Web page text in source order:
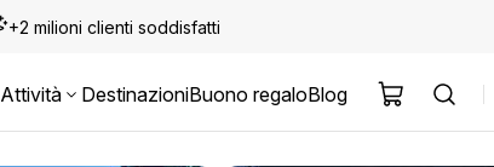
+2 milioni clienti soddisfatti
Attività DestinazioniBuono regaloBlog